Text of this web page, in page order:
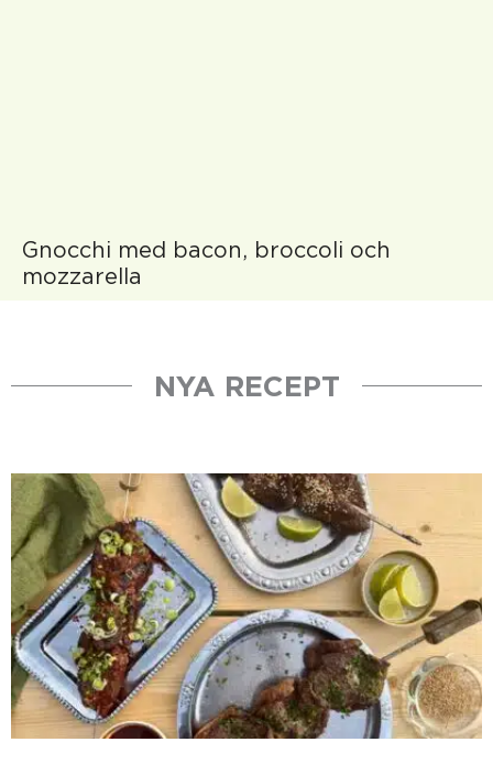
Gnocchi med bacon, broccoli och
mozzarella
NYA RECEPT
SidaSidaSidaSidaSida